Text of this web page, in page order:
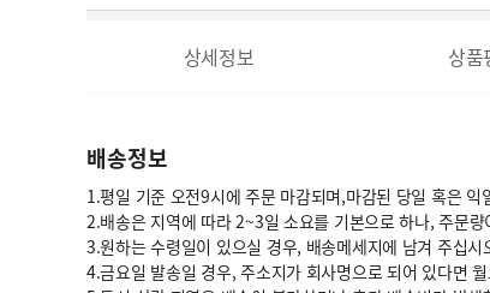
상세정보 상품
배송정보
1.평일 기준 오전9시에 주문 마감되며,마감된 당일 혹은 익
2.배송은 지역에 따라 2~3일 소요를 기본으로 하나, 주문
3.원하는 수령일이 있으실 경우, 배송메세지에 남겨 주십
4.금요일 발송일 경우, 주소지가 회사명으로 되어 있다면